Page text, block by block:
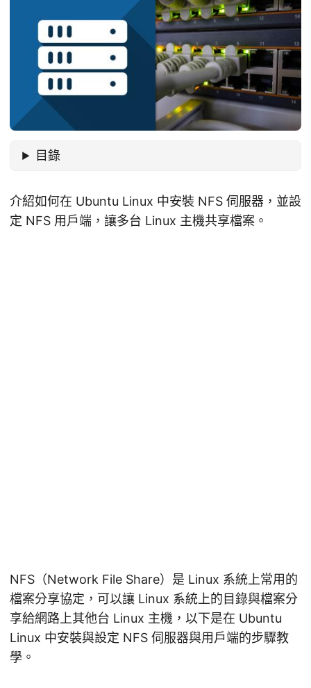
目錄
介紹如何在 Ubuntu Linux 中安裝 NFS 伺服器，並設
定 NFS 用戶端，讓多台 Linux 主機共享檔案。
NFS（Network File Share）是 Linux 系統上常用的
檔案分享協定，可以讓 Linux 系統上的目錄與檔案分
享給網路上其他台 Linux 主機，以下是在 Ubuntu
Linux 中安裝與設定 NFS 伺服器與用戶端的步驟教
學。